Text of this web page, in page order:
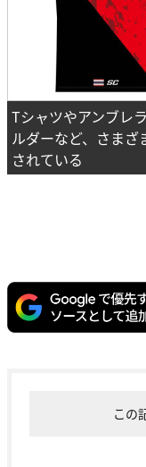
Tシャツやアンブレ
ルダーなど、さま
されている
この